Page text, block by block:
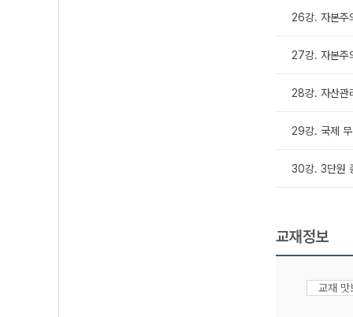
26강. 자본주
27강. 자본주
28강. 자산
29강. 국제
30강. 3단원
교재정보
교재